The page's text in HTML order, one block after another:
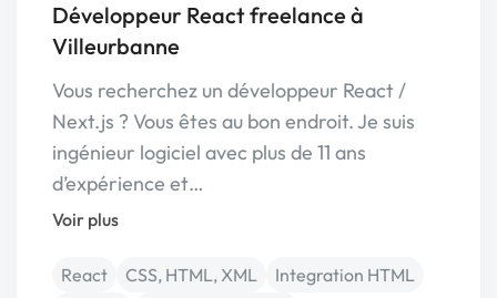
Développeur React freelance à
Villeurbanne
Vous recherchez un développeur React /
Next.js ? Vous êtes au bon endroit. Je suis
ingénieur logiciel avec plus de 11 ans
d’expérience et…
Voir plus
React CSS, HTML, XML
Integration HTML